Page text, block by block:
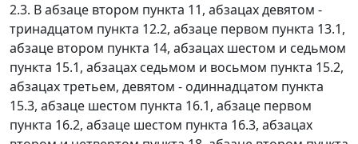
2.3. В абзаце втором пункта 11, абзацах девятом -
тринадцатом пункта 12.2, абзаце первом пункта 13.1,
абзаце втором пункта 14, абзацах шестом и седьмом
пункта 15.1, абзацах седьмом и восьмом пункта 15.2,
абзацах третьем, девятом - одиннадцатом пункта
15.3, абзаце шестом пункта 16.1, абзаце первом
пункта 16.2, абзаце шестом пункта 16.3, абзацах